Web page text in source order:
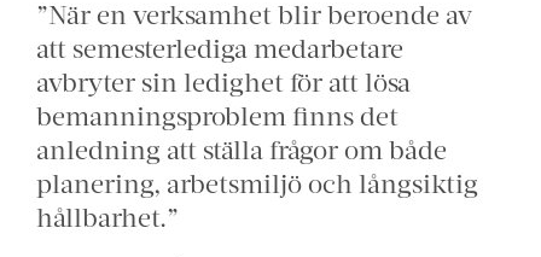
”När en verksamhet blir beroende av
att semesterlediga medarbetare
avbryter sin ledighet för att lösa
bemanningsproblem finns det
anledning att ställa frågor om både
planering, arbetsmiljö och långsiktig
hållbarhet.”